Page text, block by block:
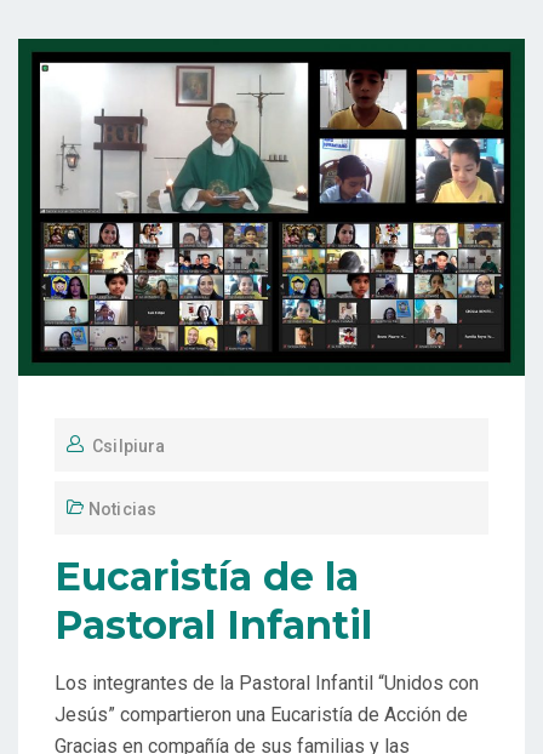
Csilpiura
Noticias
Eucaristía de la
Pastoral Infantil
Los integrantes de la Pastoral Infantil “Unidos con
Jesús” compartieron una Eucaristía de Acción de
Gracias en compañía de sus familias y las